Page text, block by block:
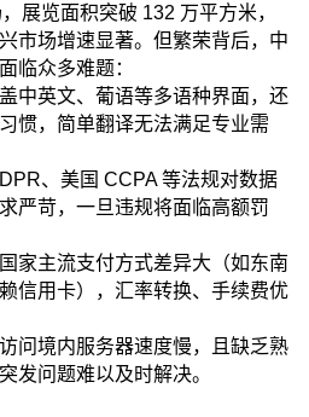
展览面积突破 132 万平方米，
市场增速显著。但繁荣背后，中
临众多难题：
中英文、葡语等多语种界面，还
惯，简单翻译无法满足专业需
、美国 CCPA 等法规对数据
严苛，一旦违规将面临高额罚
家主流支付方式差异大（如东南
信用卡），汇率转换、手续费优
问境内服务器速度慢，且缺乏熟
发问题难以及时解决。